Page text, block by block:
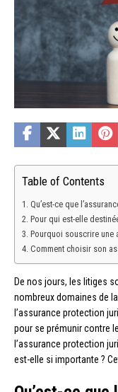
Table of Contents
Qu’est-ce que
Pour qui est-elle
Pourquoi souscrire une
Comment choisir son
De nos jours, les litiges
nombreux domaines de
l’assurance protection
pour se prémunir contre
l’assurance protection
est-elle si importante ?